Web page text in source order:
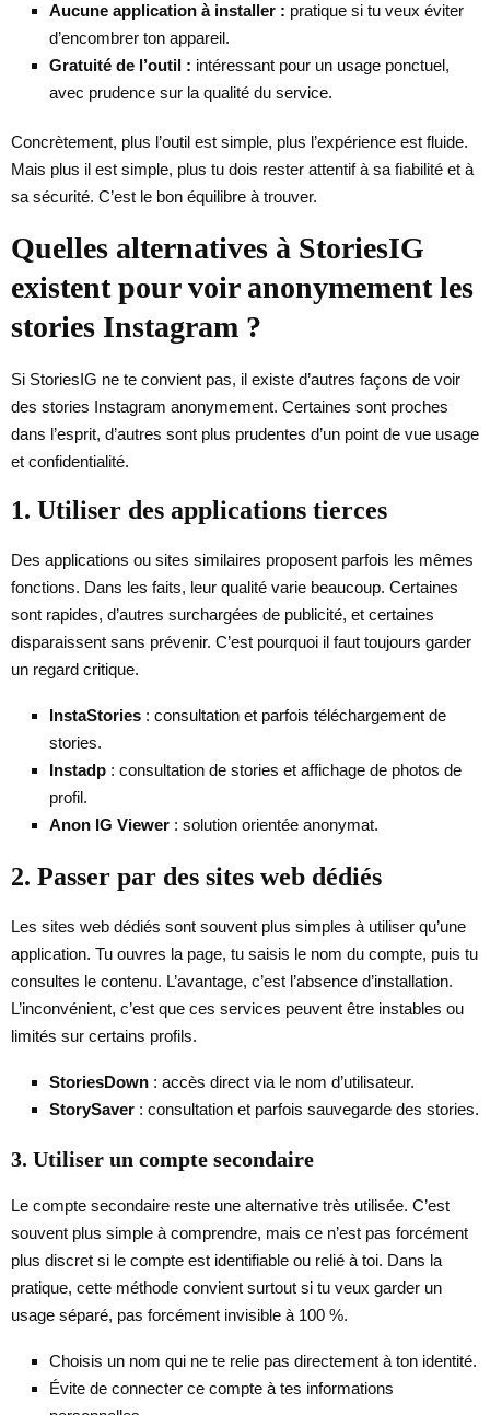
Aucune application à installer : pratique si tu veux éviter
d’encombrer ton appareil.
Gratuité de l’outil : intéressant pour un usage ponctuel,
avec prudence sur la qualité du service.
Concrètement, plus l’outil est simple, plus l’expérience est fluide.
Mais plus il est simple, plus tu dois rester attentif à sa fiabilité et à
sa sécurité. C’est le bon équilibre à trouver.
Quelles alternatives à StoriesIG
existent pour voir anonymement les
stories Instagram ?
Si StoriesIG ne te convient pas, il existe d’autres façons de voir
des stories Instagram anonymement. Certaines sont proches
dans l’esprit, d’autres sont plus prudentes d’un point de vue usage
et confidentialité.
1. Utiliser des applications tierces
Des applications ou sites similaires proposent parfois les mêmes
fonctions. Dans les faits, leur qualité varie beaucoup. Certaines
sont rapides, d’autres surchargées de publicité, et certaines
disparaissent sans prévenir. C’est pourquoi il faut toujours garder
un regard critique.
InstaStories : consultation et parfois téléchargement de
stories.
Instadp : consultation de stories et affichage de photos de
profil.
Anon IG Viewer : solution orientée anonymat.
2. Passer par des sites web dédiés
Les sites web dédiés sont souvent plus simples à utiliser qu’une
application. Tu ouvres la page, tu saisis le nom du compte, puis tu
consultes le contenu. L’avantage, c’est l’absence d’installation.
L’inconvénient, c’est que ces services peuvent être instables ou
limités sur certains profils.
StoriesDown : accès direct via le nom d’utilisateur.
StorySaver : consultation et parfois sauvegarde des stories.
3. Utiliser un compte secondaire
Le compte secondaire reste une alternative très utilisée. C’est
souvent plus simple à comprendre, mais ce n’est pas forcément
plus discret si le compte est identifiable ou relié à toi. Dans la
pratique, cette méthode convient surtout si tu veux garder un
usage séparé, pas forcément invisible à 100 %.
Choisis un nom qui ne te relie pas directement à ton identité.
Évite de connecter ce compte à tes informations